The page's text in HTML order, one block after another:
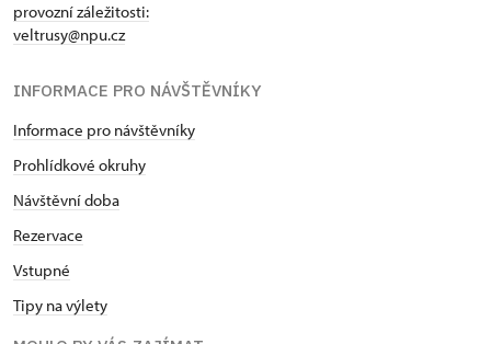
provozní záležitosti:
veltrusy@npu.cz
INFORMACE PRO NÁVŠTĚVNÍKY
Informace pro návštěvníky
Prohlídkové okruhy
Návštěvní doba
Rezervace
Vstupné
Tipy na výlety